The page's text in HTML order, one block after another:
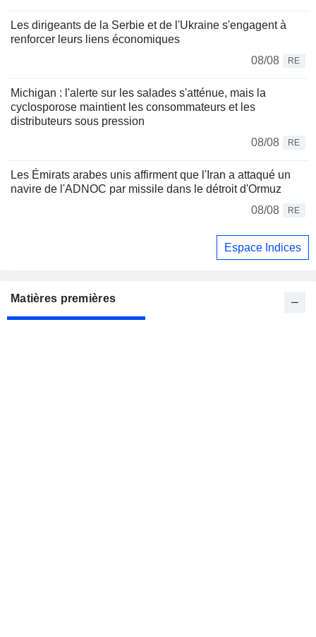
Les dirigeants de la Serbie et de l'Ukraine s'engagent à
renforcer leurs liens économiques
08/08
RE
Michigan : l'alerte sur les salades s'atténue, mais la
cyclosporose maintient les consommateurs et les
distributeurs sous pression
08/08
RE
Les Émirats arabes unis affirment que l'Iran a attaqué un
navire de l'ADNOC par missile dans le détroit d'Ormuz
08/08
RE
Espace Indices
Matières premières